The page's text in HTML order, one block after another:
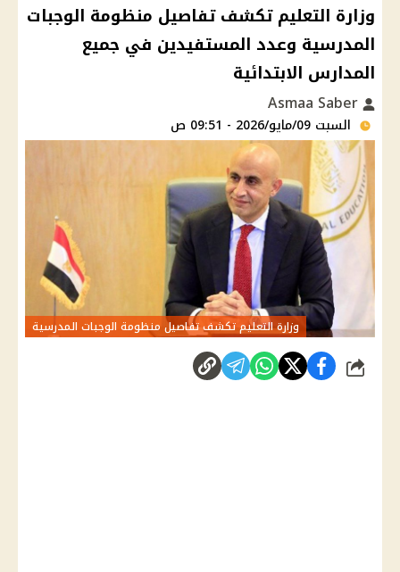
وزارة التعليم تكشف تفاصيل منظومة الوجبات
المدرسية وعدد المستفيدين في جميع
المدارس الابتدائية
السبت 09/مايو/2026 - 09:51 ص
وزارة التعليم تكشف تفاصيل منظومة الوجبات المدرسية
شارك